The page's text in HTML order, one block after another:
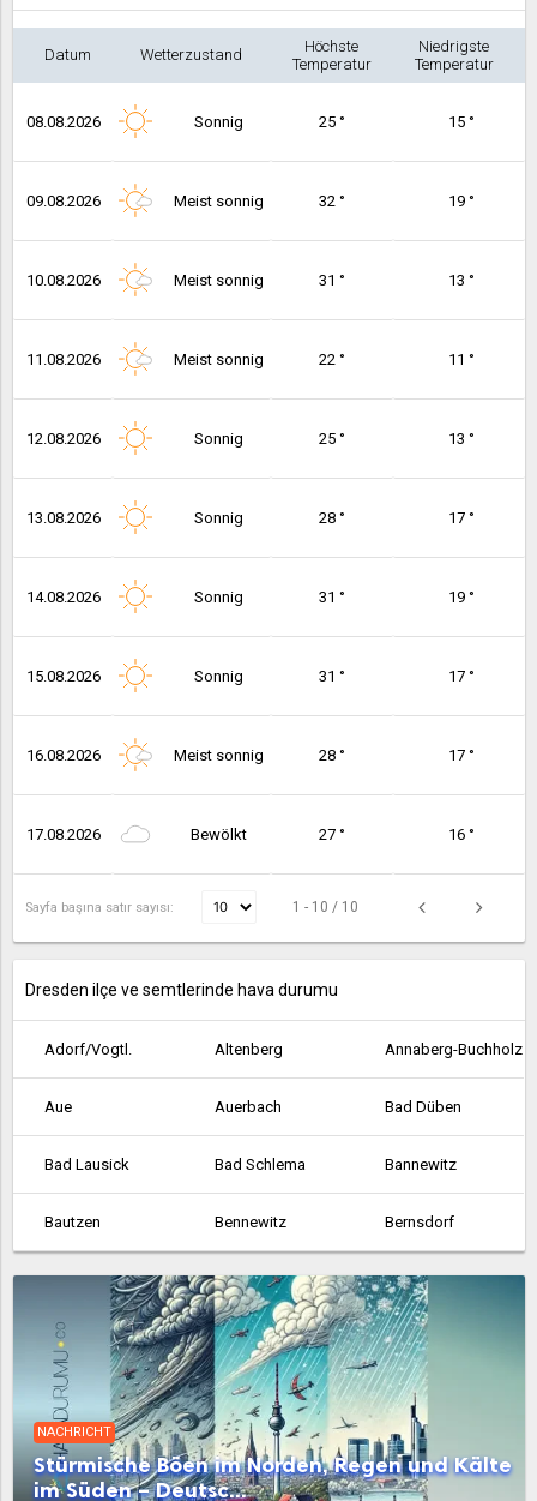
Datum Wetterzustand
Höchste
Temperatur
Niedrigste
Temperatur
08.08.2026 Sonnig 25 ° 15 °
09.08.2026 Meist sonnig 32 ° 19 °
10.08.2026 Meist sonnig 31 ° 13 °
11.08.2026 Meist sonnig 22 ° 11 °
12.08.2026 Sonnig 25 ° 13 °
13.08.2026 Sonnig 28 ° 17 °
14.08.2026 Sonnig 31 ° 19 °
15.08.2026 Sonnig 31 ° 17 °
16.08.2026 Meist sonnig 28 ° 17 °
17.08.2026 Bewölkt 27 ° 16 °
Sayfa başına satır sayısı: 1 - 10 / 10
Dresden ilçe ve semtlerinde hava durumu
Adorf/Vogtl. Altenberg Annaberg-Buchholz
Aue Auerbach Bad Düben
Bad Lausick Bad Schlema Bannewitz
Bautzen Bennewitz Bernsdorf
Bischofswerda Bobritzsch-Hilbersdorf Böhlen
Borna Borsdorf Boxberg
Brand-Erbisdorf Brandis Breitenbrunn
Burgstädt Burkhardtsdorf Callenberg
NACHRICHT
Stürmische Böen im Norden, Regen und Kälte
im Süden – Deutsc...